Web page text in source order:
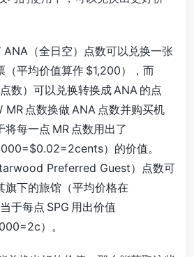
（全日空）点数可以兑换一张
（平均价值算作 $1,200），而
数）可以兑换转换成 ANA 的点
MR 点数换做 ANA 点数并购买机
将每一点 MR 点数用出了
）的价值。
Preferred Guest）点数可
旗下的旅馆（平均价格在
于每点 SPG 用出价值
）。